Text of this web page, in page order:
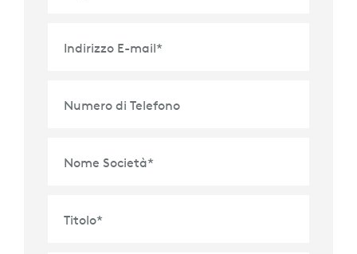
Indirizzo E-mail*
Numero di Telefono
Nome Società*
Titolo*